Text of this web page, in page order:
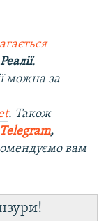
.
можна за
. Також
Telegram,
вам